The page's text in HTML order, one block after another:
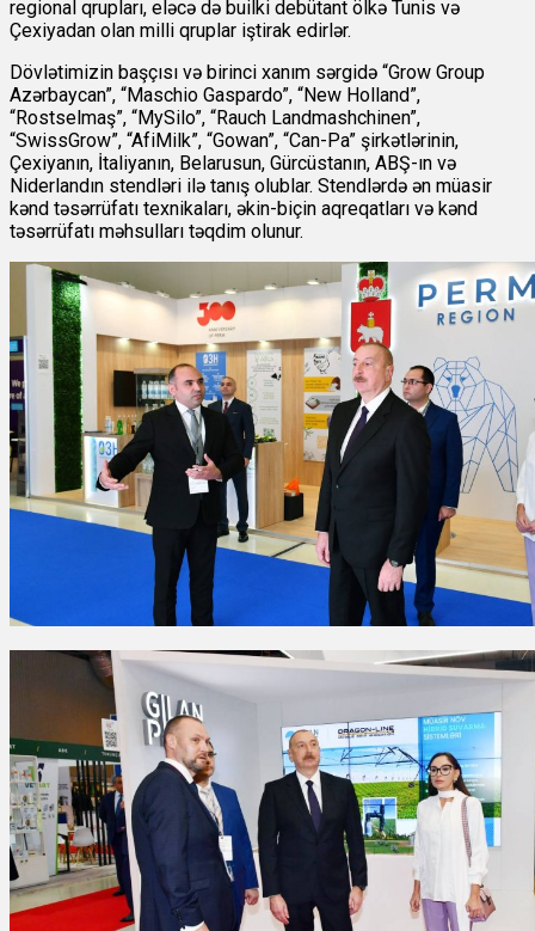
regional qrupları, eləcə də builki debütant ölkə Tunis və
Çexiyadan olan milli qruplar iştirak edirlər.
Dövlətimizin başçısı və birinci xanım sərgidə “Grow Group
Azərbaycan”, “Maschio Gaspardo”, “New Holland”,
“Rostselmaş”, “MySilo”, “Rauch Landmashchinen”,
“SwissGrow”, “AfiMilk”, “Gowan”, “Can-Pa” şirkətlərinin,
Çexiyanın, İtaliyanın, Belarusun, Gürcüstanın, ABŞ-ın və
Niderlandın stendləri ilə tanış olublar. Stendlərdə ən müasir
kənd təsərrüfatı texnikaları, əkin-biçin aqreqatları və kənd
təsərrüfatı məhsulları təqdim olunur.